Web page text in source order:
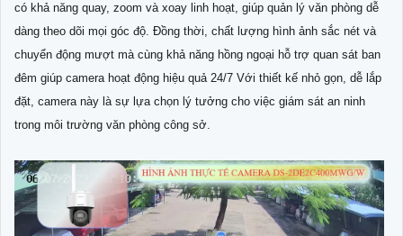
có khả năng quay, zoom và xoay linh hoạt, giúp quản lý văn phòng dễ
dàng theo dõi mọi góc độ. Ðồng thời, chất lượng hình ảnh sắc nét và
chuyển động mượt mà cùng khả năng hồng ngoại hỗ trợ quan sát ban
đêm giúp camera hoạt động hiệu quả 24/7 Với thiết kế nhỏ gọn, dễ lắp
đặt, camera này là sự lựa chọn lý tưởng cho việc giám sát an ninh
trong môi trường văn phòng công sở.